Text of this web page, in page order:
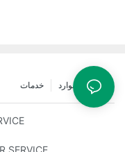
اخبار موارد خدمات